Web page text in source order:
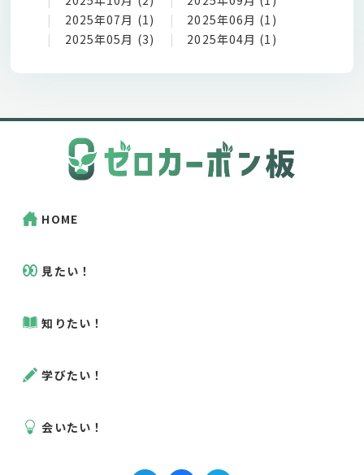
2025年07月 (1)
2025年06月 (1)
2025年05月 (3)
2025年04月 (1)
HOME
見たい！
知りたい！
学びたい！
会いたい！